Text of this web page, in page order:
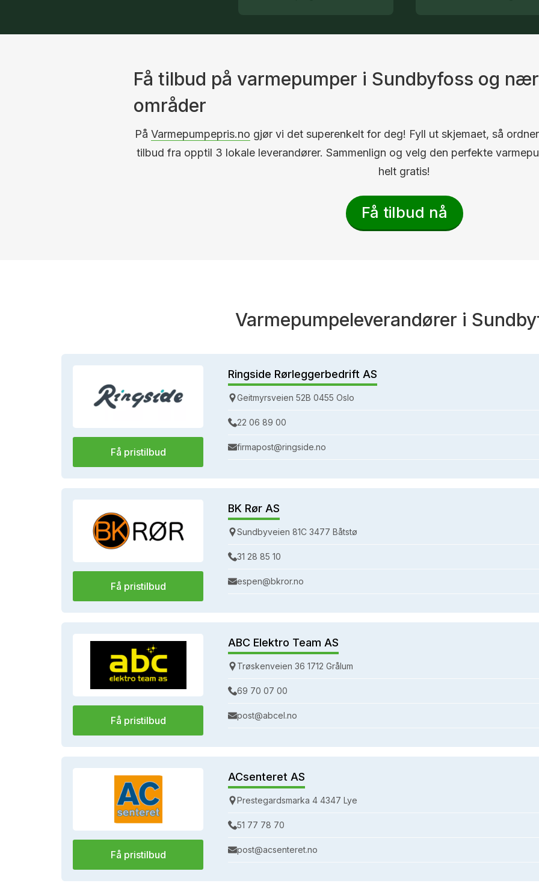
Få tilbud på varmepumper i Sundbyfoss og
områder
På Varmepumpepris.no gjør vi det superenkelt for deg! Fyll ut skjemaet, så
tilbud fra opptil 3 lokale leverandører. Sammenlign og velg den perfekte
helt gratis!
Få tilbud nå
Varmepumpeleverandører i
Få pristilbud
Ringside Rørleggerbedrift AS
Geitmyrsveien 52B 0455 Oslo
22 06 89 00
firmapost@ringside.no
Få pristilbud
BK Rør AS
Sundbyveien 81C 3477 Båtstø
31 28 85 10
espen@bkror.no
Få pristilbud
ABC Elektro Team AS
Trøskenveien 36 1712 Grålum
69 70 07 00
post@abcel.no
Få pristilbud
ACsenteret AS
Prestegardsmarka 4 4347 Lye
51 77 78 70
post@acsenteret.no